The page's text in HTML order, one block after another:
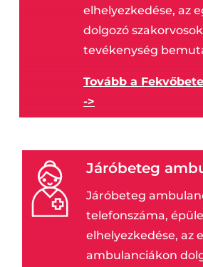
elhelyezkedése, az
dolgozó
tevékenység
Tovább a
->
Járóbeteg
Járóbeteg
telefonszáma,
elhelyezkedése, az
ambulanciákon